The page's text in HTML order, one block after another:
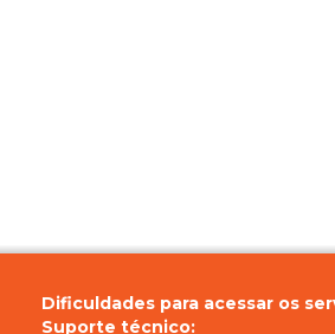
Dificuldades para acessar os
Suporte técnico: